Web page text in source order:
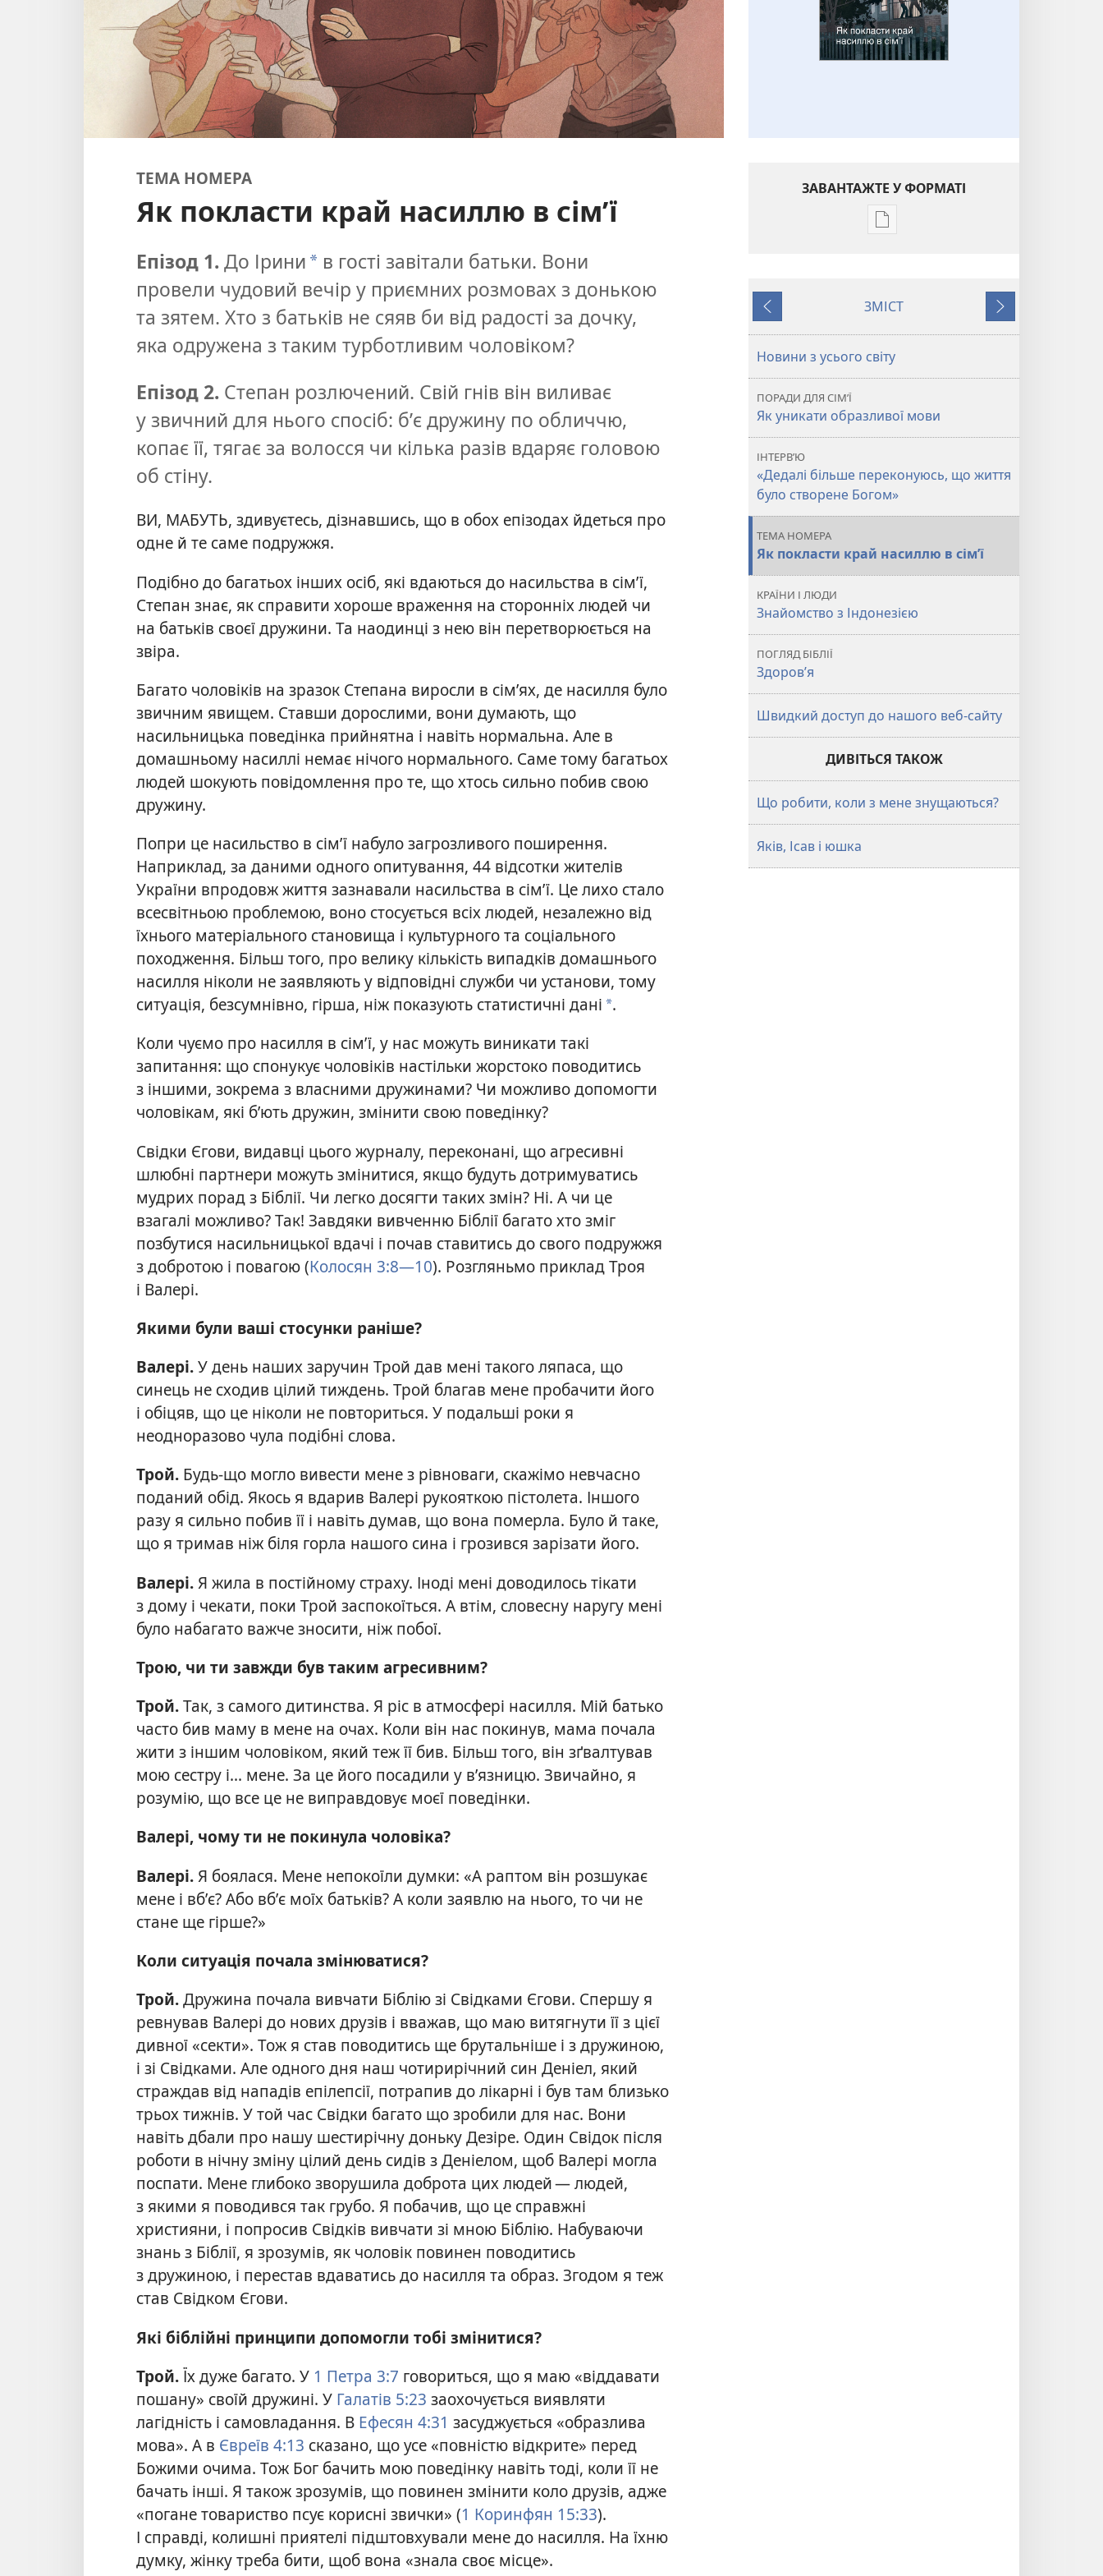
ТЕМА НОМЕРА
Як покласти край насиллю в сім’ї
Епізод 1. До Ірини * в гості завітали батьки. Вони
провели чудовий вечір у приємних розмовах з донькою
та зятем. Хто з батьків не сяяв би від радості за дочку,
яка одружена з таким турботливим чоловіком?
Епізод 2. Степан розлючений. Свій гнів він виливає
у звичний для нього спосіб: б’є дружину по обличчю,
копає її, тягає за волосся чи кілька разів вдаряє головою
об стіну.
ВИ, МАБУТЬ, здивуєтесь, дізнавшись, що в обох епізодах йдеться про
одне й те саме подружжя.
Подібно до багатьох інших осіб, які вдаються до насильства в сім’ї,
Степан знає, як справити хороше враження на сторонніх людей чи
на батьків своєї дружини. Та наодинці з нею він перетворюється на
звіра.
Багато чоловіків на зразок Степана виросли в сім’ях, де насилля було
звичним явищем. Ставши дорослими, вони думають, що
насильницька поведінка прийнятна і навіть нормальна. Але в
домашньому насиллі немає нічого нормального. Саме тому багатьох
людей шокують повідомлення про те, що хтось сильно побив свою
дружину.
Попри це насильство в сім’ї набуло загрозливого поширення.
Наприклад, за даними одного опитування, 44 відсотки жителів
України впродовж життя зазнавали насильства в сім’ї. Це лихо стало
всесвітньою проблемою, воно стосується всіх людей, незалежно від
їхнього матеріального становища і культурного та соціального
походження. Більш того, про велику кількість випадків домашнього
насилля ніколи не заявляють у відповідні служби чи установи, тому
ситуація, безсумнівно, гірша, ніж показують статистичні дані *.
Коли чуємо про насилля в сім’ї, у нас можуть виникати такі
запитання: що спонукує чоловіків настільки жорстоко поводитись
з іншими, зокрема з власними дружинами? Чи можливо допомогти
чоловікам, які б’ють дружин, змінити свою поведінку?
Свідки Єгови, видавці цього журналу, переконані, що агресивні
шлюбні партнери можуть змінитися, якщо будуть дотримуватись
мудрих порад з Біблії. Чи легко досягти таких змін? Ні. А чи це
взагалі можливо? Так! Завдяки вивченню Біблії багато хто зміг
позбутися насильницької вдачі і почав ставитись до свого подружжя
з добротою і повагою (Колосян 3:8—10). Розгляньмо приклад Троя
і Валері.
Якими були ваші стосунки раніше?
Валері.У день наших заручин Трой дав мені такого ляпаса, що
синець не сходив цілий тиждень. Трой благав мене пробачити його
і обіцяв, що це ніколи не повториться. У подальші роки я
неодноразово чула подібні слова.
Трой. Будь-що могло вивести мене з рівноваги, скажімо невчасно
поданий обід. Якось я вдарив Валері рукояткою пістолета. Іншого
разу я сильно побив її і навіть думав, що вона померла. Було й таке,
що я тримав ніж біля горла нашого сина і грозився зарізати його.
Валері.Я жила в постійному страху. Іноді мені доводилось тікати
з дому і чекати, поки Трой заспокоїться. А втім, словесну наругу мені
було набагато важче зносити, ніж побої.
Трою, чи ти завжди був таким агресивним?
Трой.Так, з самого дитинства. Я ріс в атмосфері насилля. Мій батько
часто бив маму в мене на очах. Коли він нас покинув, мама почала
жити з іншим чоловіком, який теж її бив. Більш того, він зґвалтував
мою сестру і... мене. За це його посадили у в’язницю. Звичайно, я
розумію, що все це не виправдовує моєї поведінки.
Валері, чому ти не покинула чоловіка?
Валері.Я боялася. Мене непокоїли думки: «А раптом він розшукає
мене і вб’є? Або вб’є моїх батьків? А коли заявлю на нього, то чи не
стане ще гірше?»
Коли ситуація почала змінюватися?
Трой.Дружина почала вивчати Біблію зі Свідками Єгови. Спершу я
ревнував Валері до нових друзів і вважав, що маю витягнути її з цієї
дивної «секти». Тож я став поводитись ще брутальніше і з дружиною,
і зі Свідками. Але одного дня наш чотирирічний син Деніел, який
страждав від нападів епілепсії, потрапив до лікарні і був там близько
трьох тижнів. У той час Свідки багато що зробили для нас. Вони
навіть дбали про нашу шестирічну доньку Дезіре. Один Свідок після
роботи в нічну зміну цілий день сидів з Деніелом, щоб Валері могла
поспати. Мене глибоко зворушила доброта цих людей — людей,
з якими я поводився так грубо. Я побачив, що це справжні
християни, і попросив Свідків вивчати зі мною Біблію. Набуваючи
знань з Біблії, я зрозумів, як чоловік повинен поводитись
з дружиною, і перестав вдаватись до насилля та образ. Згодом я теж
став Свідком Єгови.
Які біблійні принципи допомогли тобі змінитися?
Трой.Їх дуже багато. У 1 Петра 3:7 говориться, що я маю «віддавати
пошану» своїй дружині. У Галатів 5:23 заохочується виявляти
лагідність і самовладання. В Ефесян 4:31 засуджується «образлива
мова». А в Євреїв 4:13 сказано, що усе «повністю відкрите» перед
Божими очима. Тож Бог бачить мою поведінку навіть тоді, коли її не
бачать інші. Я також зрозумів, що повинен змінити коло друзів, адже
«погане товариство псує корисні звички» (1 Коринфян 15:33).
І справді, колишні приятелі підштовхували мене до насилля. На їхню
думку, жінку треба бити, щоб вона «знала своє місце».
ЗАВАНТАЖТЕ У ФОРМАТІ
Параметри
Як
край
насиллю
сім’ї
Назад
ЗМІСТ
Далі
Новини з усього світу
ПОРАДИ ДЛЯ СІМ’Ї
Як уникати образливої мови
ІНТЕРВ’Ю
«Дедалі більше переконуюсь, що життя
було створене Богом»
ТЕМА НОМЕРА
Як покласти край насиллю в сім’ї
КРАЇНИ І ЛЮДИ
Знайомство з Індонезією
ПОГЛЯД БІБЛІЇ
Здоров’я
Швидкий доступ до нашого веб-сайту
ДИВІТЬСЯ ТАКОЖ
Що робити, коли з мене знущаються?
Яків, Ісав і юшка